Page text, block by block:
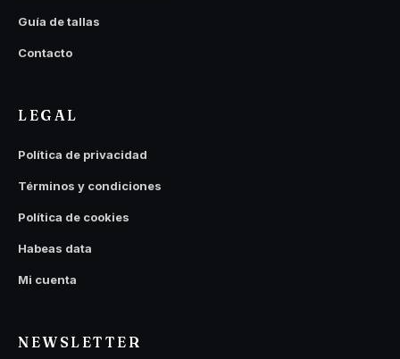
Guía de tallas
Contacto
LEGAL
Política de privacidad
Términos y condiciones
Política de cookies
Habeas data
Mi cuenta
NEWSLETTER